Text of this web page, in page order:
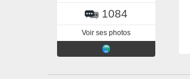
1084
Voir ses photos